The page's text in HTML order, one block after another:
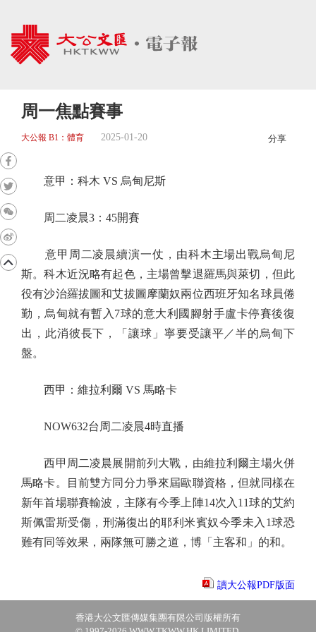
周一焦點賽事
大公報 B1：體育 2025-01-20 分享
意甲：科木 VS 烏甸尼斯
周二凌晨3：45開賽
意甲周二凌晨續演一仗，由科木主場出戰烏甸尼
斯。科木近況略有起色，主場曾擊退羅馬與萊切，但此
役有沙治羅拔圖和艾拔圖摩蘭奴兩位西班牙知名球員倦
勤，烏甸就有暫入7球的意大利國腳射手盧卡停賽後復
出，此消彼長下，「讓球」寧要受讓平／半的烏甸下
盤。
西甲：維拉利爾 VS 馬略卡
NOW632台周二凌晨4時直播
西甲周二凌晨展開前列大戰，由維拉利爾主場火併
馬略卡。目前雙方同分力爭來屆歐聯資格，但就同樣在
新年首場聯賽輸波，主隊有今季上陣14次入11球的艾約
斯佩雷斯受傷，刑滿復出的耶利米賓奴今季未入1球恐
難有同等效果，兩隊無可勝之道，博「主客和」的和。
讀大公報PDF版面
香港大公文匯傳媒集團有限公司版權所有